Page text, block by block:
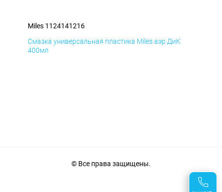
Miles 1124141216
Смазка универсальная пластика Miles аэр ДиК
400мл
© Все права защищены.